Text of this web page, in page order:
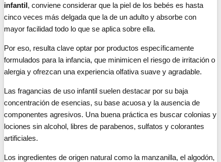
infantil, conviene considerar que la piel de los bebés es hasta
cinco veces más delgada que la de un adulto y absorbe con
mayor facilidad todo lo que se aplica sobre ella.
Por eso, resulta clave optar por productos específicamente
formulados para la infancia, que minimicen el riesgo de irritación o
alergia y ofrezcan una experiencia olfativa suave y agradable.
Las fragancias de uso infantil suelen destacar por su baja
concentración de esencias, su base acuosa y la ausencia de
componentes agresivos. Una buena práctica es buscar colonias y
lociones sin alcohol, libres de parabenos, sulfatos y colorantes
artificiales.
Los ingredientes de origen natural como la manzanilla, el algodón,